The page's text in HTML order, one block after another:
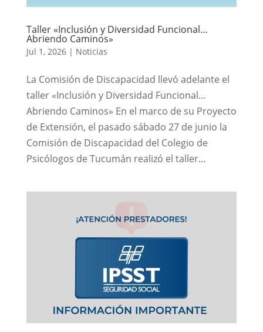
Taller «Inclusión y Diversidad Funcional…
Abriendo Caminos»
Jul 1, 2026| Noticias
La Comisión de Discapacidad llevó adelante el
taller «Inclusión y Diversidad Funcional…
Abriendo Caminos» En el marco de su Proyecto
de Extensión, el pasado sábado 27 de junio la
Comisión de Discapacidad del Colegio de
Psicólogos de Tucumán realizó el taller...